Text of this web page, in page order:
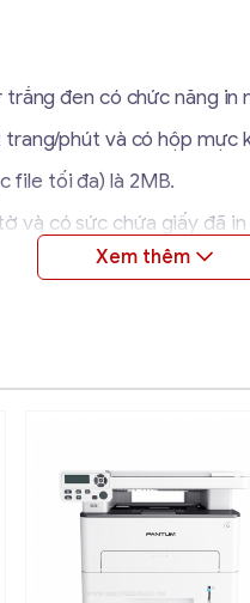
trắng đen có chức năng
phút và có hộp
file tối đa) là 2MB.
và có sức chứa giấy đã
với công nghệ lọc hình
của Canon)
2MB trên board)